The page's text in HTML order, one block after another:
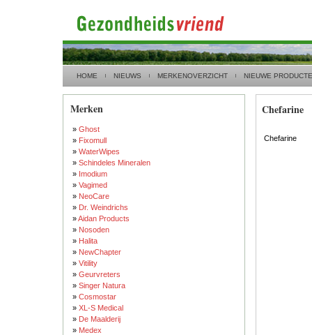
HOME NIEUWS MERKENOVERZICHT NIEUWE
Merken
» Ghost
» Fixomull
» WaterWipes
» Schindeles Mineralen
» Imodium
» Vagimed
» NeoCare
» Dr. Weindrichs
»Aidan Products
» Nosoden
» Halita
» NewChapter
» Vitility
» Geurvreters
» Singer Natura
» Cosmostar
» XL-S Medical
» De Maalderij
» Medex
Chefarine
Chefarine